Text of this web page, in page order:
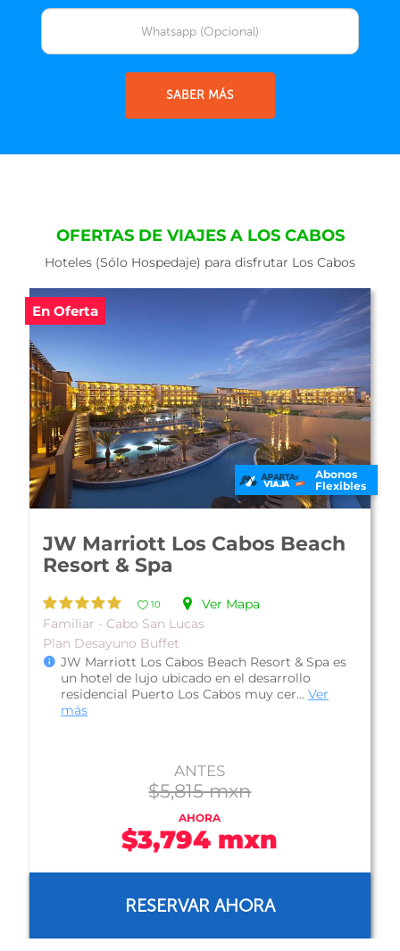
SABER MÁS
OFERTAS DE VIAJES A LOS CABOS
Hoteles (Sólo Hospedaje) para disfrutar Los Cabos
En Oferta
Abonos
Flexibles
JW Marriott Los Cabos Beach
Resort & Spa
10
Ver Mapa
Familiar - Cabo San Lucas
Plan Desayuno Buffet
JW Marriott Los Cabos Beach Resort & Spa es
un hotel de lujo ubicado en el desarrollo
residencial Puerto Los Cabos muy cer... Ver
más
ANTES
$5,815 mxn
AHORA
$3,794 mxn
RESERVAR AHORA